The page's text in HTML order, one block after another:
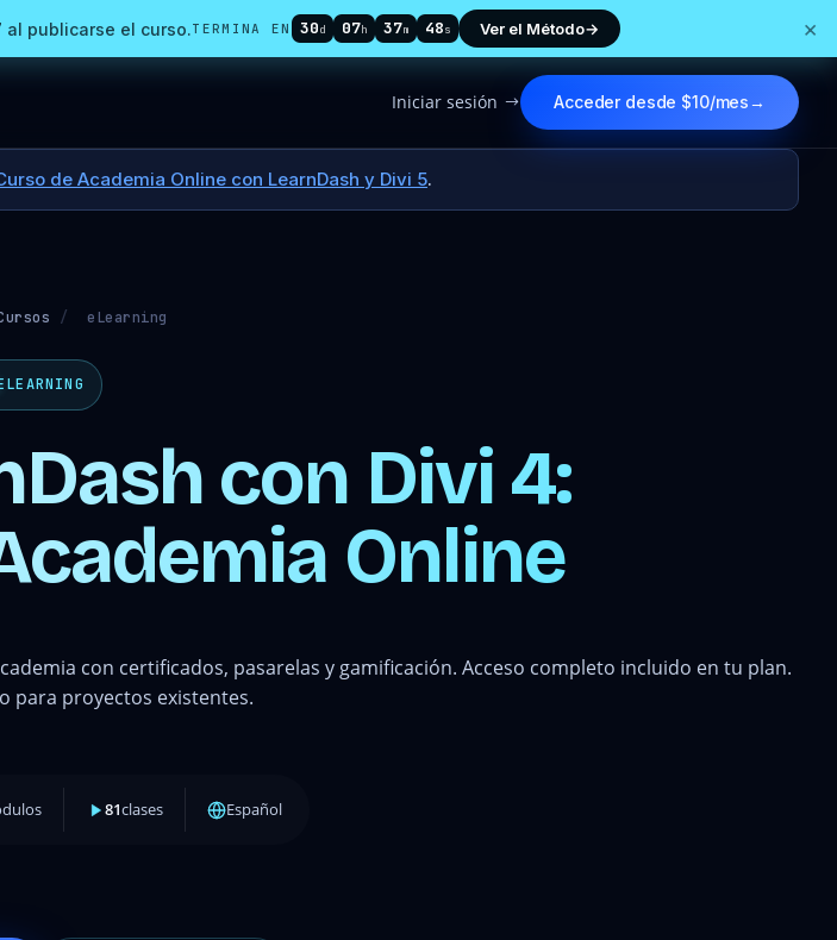
al publicarse el curso.TERMINA EN 30d 07h 37m 47s Ver el Método→ ×
$
Iniciar sesión Acceder desde $10/mes→
de Academia Online con LearnDash y Divi 5.
/ eLearning
con Divi 4:
Online
con certificados, pasarelas y gamificación. Acceso completo incluido en tu plan.
para proyectos existentes.
81clases Español